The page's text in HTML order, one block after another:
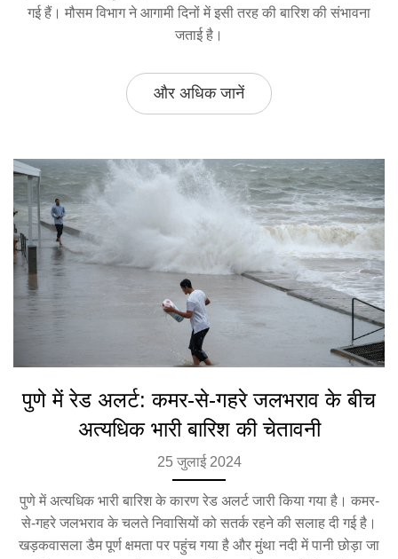
गई हैं। मौसम विभाग ने आगामी दिनों में इसी तरह की बारिश की संभावना
जताई है।
और अधिक जानें
पुणे में रेड अलर्ट: कमर-से-गहरे जलभराव के बीच
अत्यधिक भारी बारिश की चेतावनी
25 जुलाई 2024
पुणे में अत्यधिक भारी बारिश के कारण रेड अलर्ट जारी किया गया है। कमर-
से-गहरे जलभराव के चलते निवासियों को सतर्क रहने की सलाह दी गई है।
खड़कवासला डैम पूर्ण क्षमता पर पहुंच गया है और मुंथा नदी में पानी छोड़ा जा